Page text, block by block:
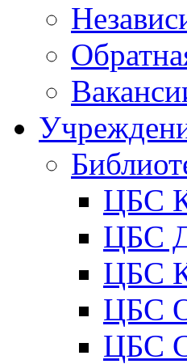
ЦБС
ЦБС
ЦБС
ЦБС
ЦБС